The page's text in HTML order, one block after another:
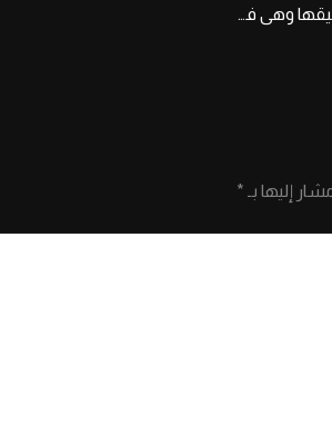
ميلف مصريه شرموطه بلدى اربعينيه ام رحمه تمتع عشيقها وهى فى الحمام بتاخد الدوش بتاعها
إليها بـ *